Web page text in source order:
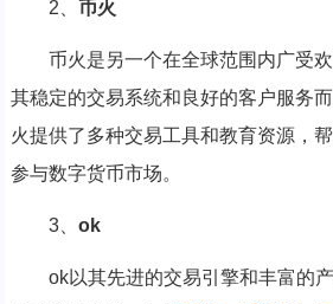
2、 币火
币火是另一个在全球范围内广受
其稳定的交易系统和良好的客户服务
火提供了多种交易工具和教育资源，
参与数字货币市场。
3、 ok
ok以其先进的交易引擎和丰富的